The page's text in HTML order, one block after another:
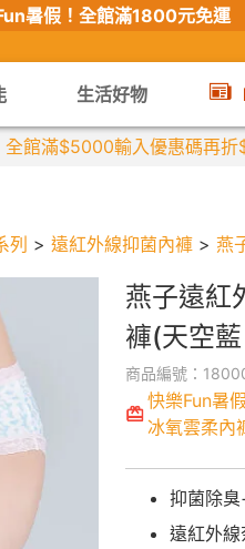
暑假！ 全館滿1800元免運
生活好物
全館滿$5000輸入優惠碼再
列 > 遠紅外線抑菌內褲 > 燕
燕子遠紅
褲(天空
商品編號：
快樂Fun暑
冰氧雲柔內
抑菌除
遠紅外